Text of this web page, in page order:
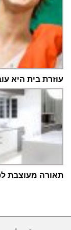
עוזרת בית היא
תאורה מעוצבת